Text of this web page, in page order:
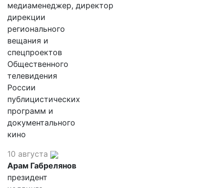
медиаменеджер, директор
дирекции
регионального
вещания и
спецпроектов
Общественного
телевидения
России
публицистических
программ и
документального
кино
10 августа
Арам Габрелянов
президент